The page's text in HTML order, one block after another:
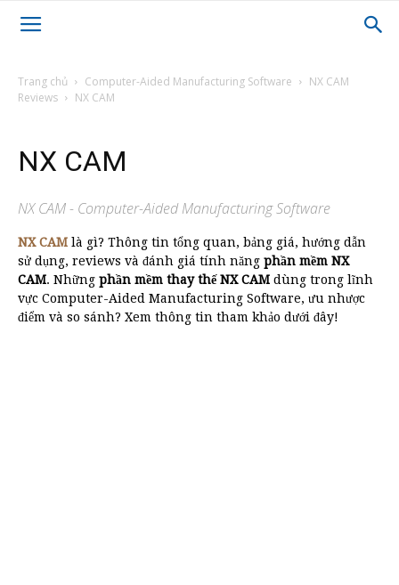
Trang chủ Computer-Aided Manufacturing Software
NX CAM
Reviews
NX CAM
NX CAM
NX CAM - Computer-Aided Manufacturing Software
NX CAM là gì? Thông tin tổng quan, bảng giá, hướng dẫn
sử dụng, reviews và đánh giá tính năng phần mềm NX
CAM. Những phần mềm thay thế NX CAM dùng trong lĩnh
vực Computer-Aided Manufacturing Software, ưu nhược
điểm và so sánh? Xem thông tin tham khảo dưới đây!